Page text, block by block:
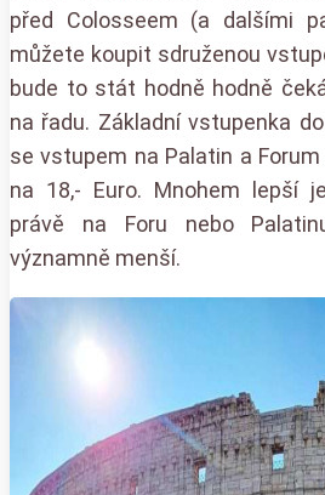
před Colosseem (a dalšími
můžete koupit sdruženou
bude to stát hodně hodně
na řadu. Základní vstupenka
se vstupem na Palatin a
na 18,- Euro. Mnohem lepší
právě na Foru nebo
významně menší.